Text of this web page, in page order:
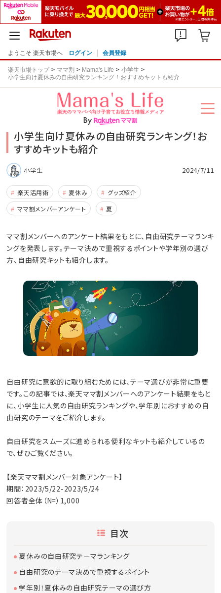
ようこそ 楽天市場へ ログイン 会員登録
楽天市場トップ ママ割 Mama's Life
小学生
小学生向け夏休みの自由研究ランキング！おすすめキットも紹介
小学生向け夏休みの自由研究ランキング！お
すすめキットも紹介
小学生 2024/7/11
楽天活用術 夏休み
グッズ紹介
ママ割メンバーアンケート
夏
ママ割メンバーへのアンケート結果をもとに、自由研究テーマランキ
ングを発表します。テーマ決めで重視するポイントや学年別の選び
方、自由研究キットも紹介します。
自由研究に意欲的に取り組むためには、テーマ選びが非常に重要
です。この記事では、楽天ママ割メンバーへのアンケート結果をもと
に、小学生に人気の自由研究ランキングや、学年別におすすめの自
由研究のテーマをご紹介します。
自由研究をスムーズに進められる便利なキットも紹介しているの
で、ぜひご覧ください。
【楽天ママ割メンバー対象アンケート】
期間：2023/5/22-2023/5/24
回答者全体（N=）1,000
目次
夏休みの自由研究テーマランキング
自由研究のテーマ決めで重視するポイント
学年別！夏休みの自由研究テーマの選び方